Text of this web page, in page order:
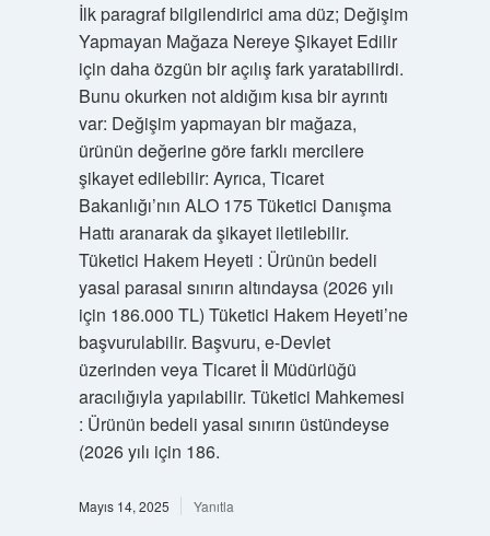
İlk paragraf bilgilendirici ama düz; Değişim
Yapmayan Mağaza Nereye Şikayet Edilir
için daha özgün bir açılış fark yaratabilirdi.
Bunu okurken not aldığım kısa bir ayrıntı
var: Değişim yapmayan bir mağaza,
ürünün değerine göre farklı mercilere
şikayet edilebilir: Ayrıca, Ticaret
Bakanlığı’nın ALO 175 Tüketici Danışma
Hattı aranarak da şikayet iletilebilir.
Tüketici Hakem Heyeti : Ürünün bedeli
yasal parasal sınırın altındaysa (2026 yılı
için 186.000 TL) Tüketici Hakem Heyeti’ne
başvurulabilir. Başvuru, e-Devlet
üzerinden veya Ticaret İl Müdürlüğü
aracılığıyla yapılabilir. Tüketici Mahkemesi
: Ürünün bedeli yasal sınırın üstündeyse
(2026 yılı için 186.
Mayıs 14, 2025 Yanıtla